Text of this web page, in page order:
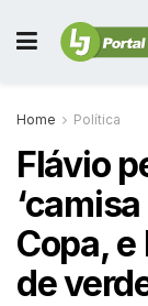
Home Política
Flávio
Copa,
de